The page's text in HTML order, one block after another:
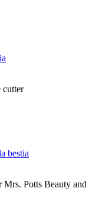
cutter
Mrs. Potts Beauty and